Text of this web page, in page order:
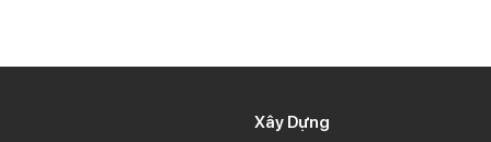
Xây Dựng